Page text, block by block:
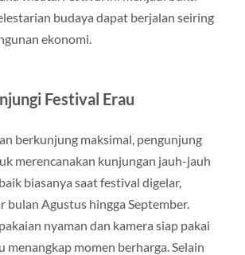
budaya dapat berjalan seiring
ekonomi.
Festival Erau
berkunjung maksimal, pengunjung
merencanakan kunjungan jauh-jauh
biasanya saat festival digelar,
bulan Agustus hingga September.
nyaman dan kamera siap pakai
menangkap momen berharga. Selain